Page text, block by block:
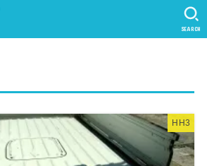
SEARCH
HH3